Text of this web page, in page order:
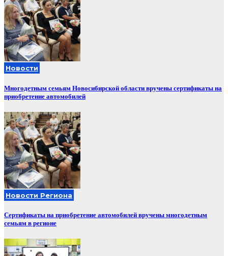
Новости
Многодетным семьям Новосибирской области вручены сертификаты на
приобретение автомобилей
Новости Региона
Сертификаты на приобретение автомобилей вручены многодетным
семьям в регионе